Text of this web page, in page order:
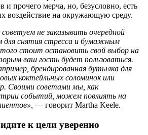
и прочего мерча, но, безусловно, есть
воздействие на окружающую среду.
не заказывать очередной
для снятия стресса и бумажным
стоит остановить свой выбор на
ваш гость будет пользоваться.
брендированная бутылка для
коктейльных соломинок или
Своими советами мы, как
событий, можем повлиять на
— говорит Martha Keele.
к цели уверенно